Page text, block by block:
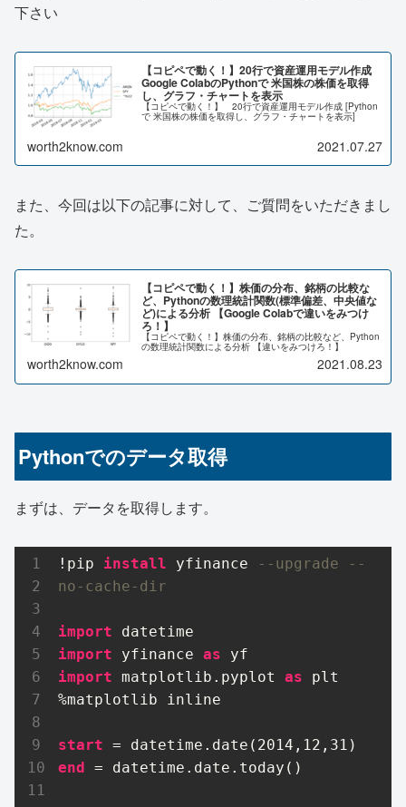
下さい
【コピペで動く！】20行で資産運用モデル作成
Google ColabのPythonで 米国株の株価を取得
し、グラフ・チャートを表示
【コピペで動く！】 20行で資産運用モデル作成 [Python
で 米国株の株価を取得し、グラフ・チャートを表示]
worth2know.com 2021.07.27
また、今回は以下の記事に対して、ご質問をいただきまし
た。
【コピペで動く！】株価の分布、銘柄の比較な
ど、Pythonの数理統計関数(標準偏差、中央値な
ど)による分析 【Google Colabで違いをみつけ
ろ！】
【コピペで動く！】株価の分布、銘柄の比較など、Python
の数理統計関数による分析 【違いをみつけろ！】
worth2know.com 2021.08.23
Pythonでのデータ取得
まずは、データを取得します。
!pip install yfinance
--upgrade --
no-cache-dir
import
import yfinance as
import matplotlib.pyplot as plt
%matplotlib inline
start = datetime.date( 2014 , 12 , 31
end = datetime.date.today()